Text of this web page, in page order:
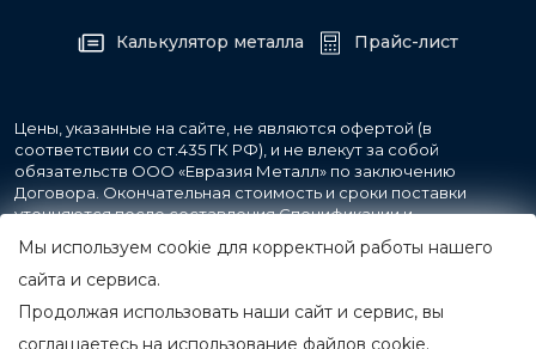
Калькулятор металла Прайс-лист
Цены, указанные на сайте, не являются офертой (в
соответствии со ст.435 ГК РФ), и не влекут за собой
обязательств ООО «Евразия Металл» по заключению
Договора. Окончательная стоимость и сроки поставки
уточняются после составления Спецификации и
фиксируются в Счете на оплату, а также Спецификации на
поставку товара.
© 2007-2026 Все права защищены.
ООО «Евразия Металл»
Мы используем cookie для корректной работы нашего
сайта и сервиса.
Продолжая использовать наши сайт и сервис, вы
соглашаетесь на использование файлов cookie.